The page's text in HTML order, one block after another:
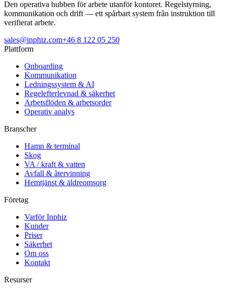
Den operativa hubben för arbete utanför kontoret. Regelstyrning,
kommunikation och drift — ett spårbart system från instruktion till
verifierat arbete.
sales@inphiz.com+46 8 122 05 250
Plattform
Onboarding
Kommunikation
Ledningssystem & AI
Regelefterlevnad & säkerhet
Arbetsflöden & arbetsorder
Operativ analys
Branscher
Hamn & terminal
Skog
VA / kraft & vatten
Avfall & återvinning
Hemtjänst & äldreomsorg
Företag
Varför Inphiz
Kunder
Priser
Säkerhet
Om oss
Kontakt
Resurser